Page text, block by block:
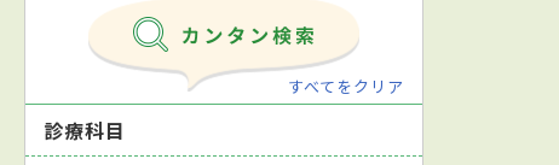
すべてをクリア
診療科目